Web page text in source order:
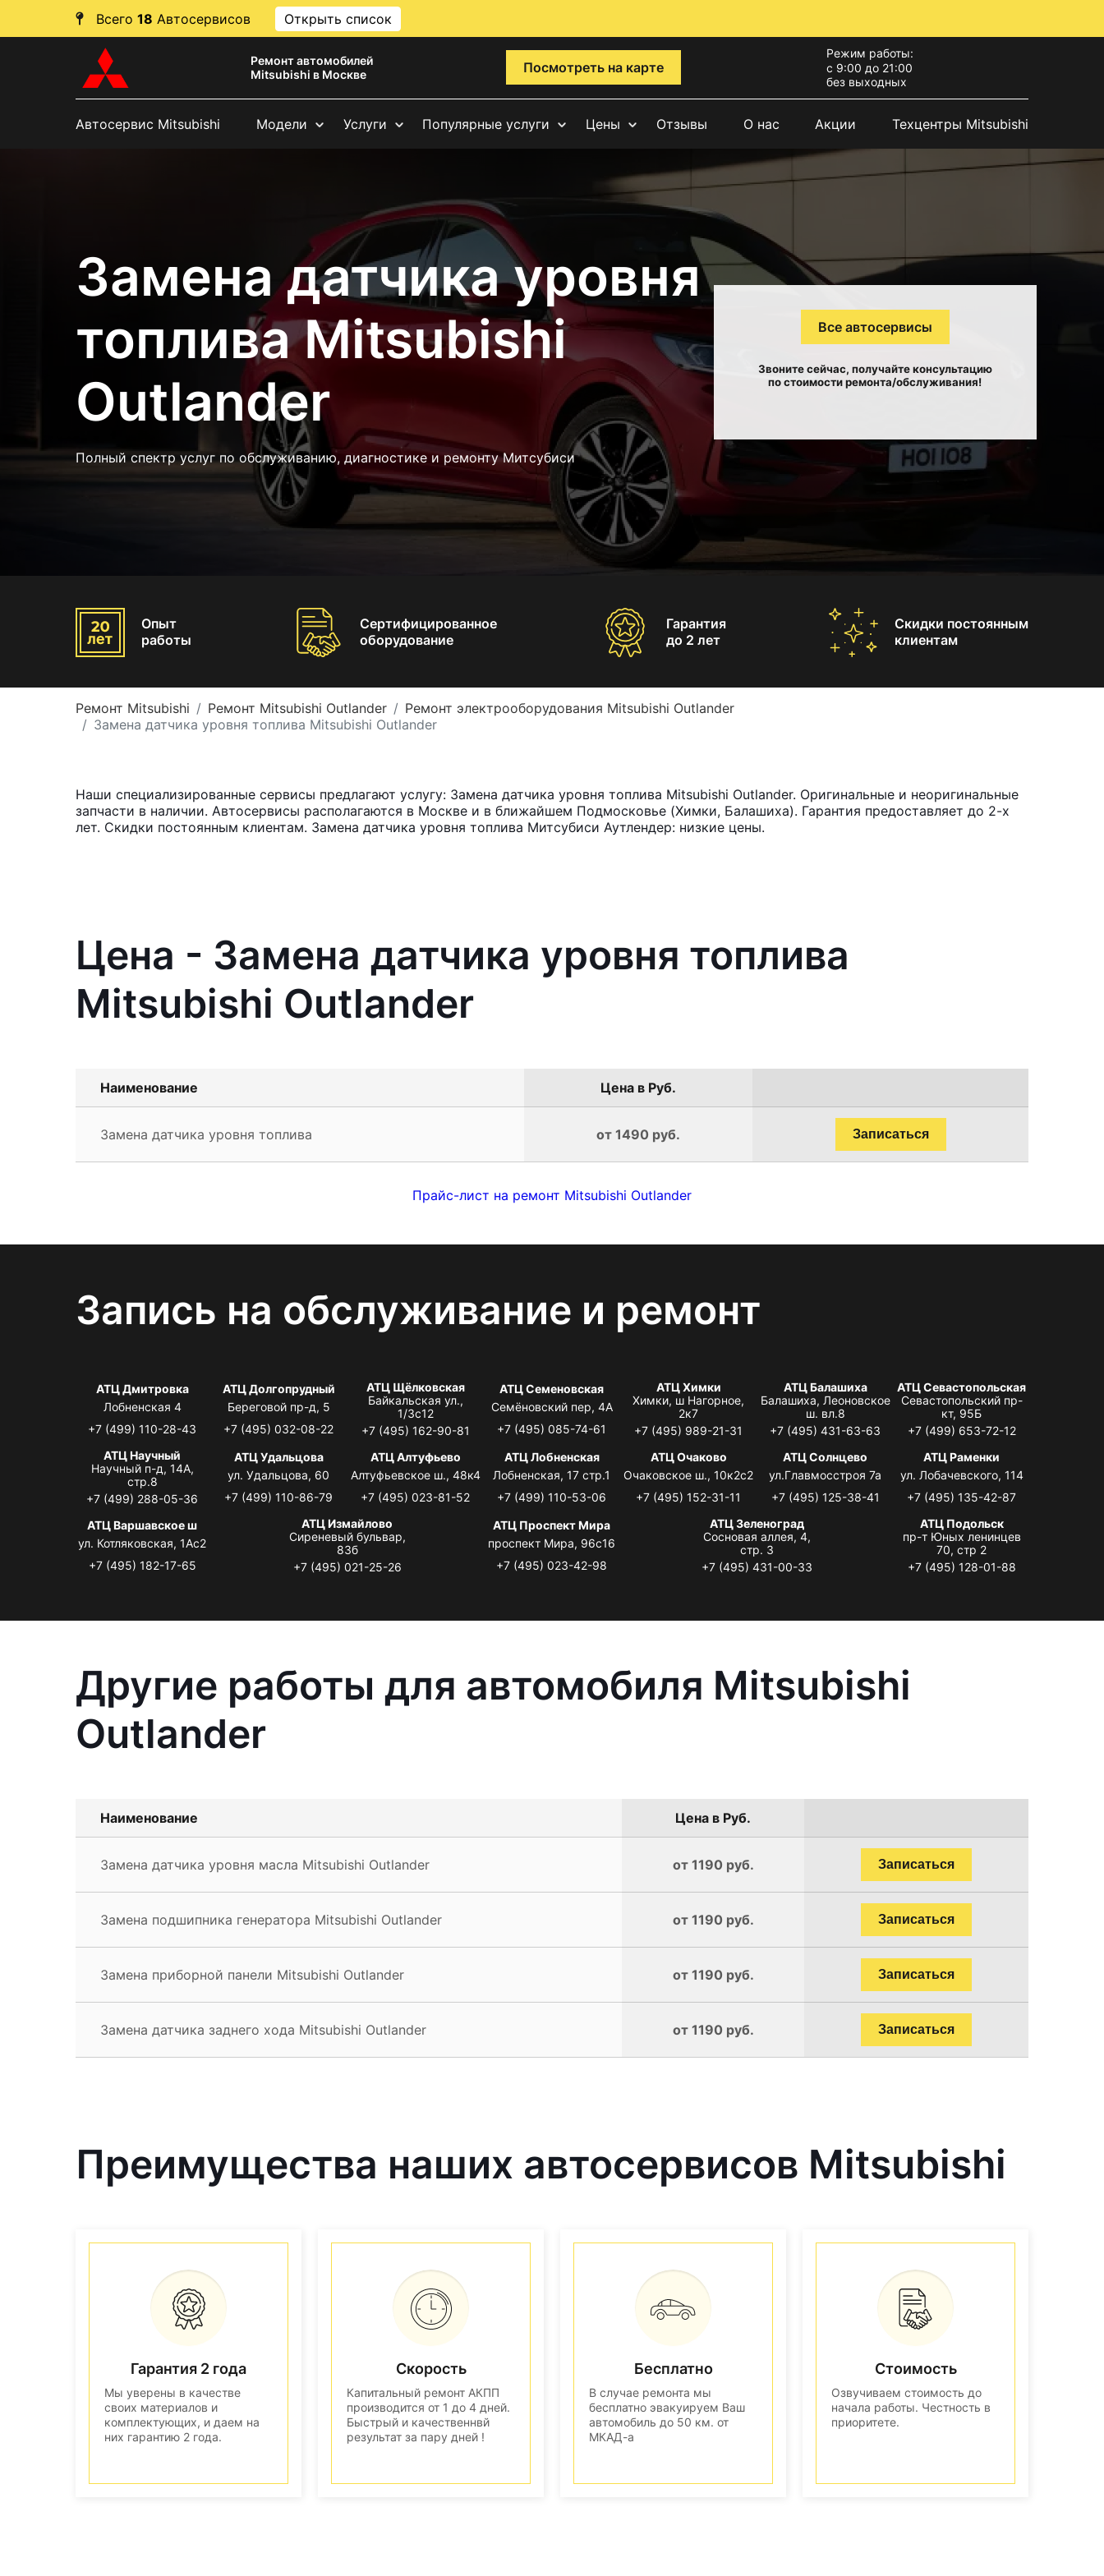
Всего 18 Автосервисов Открыть список
Ремонт автомобилей
Mitsubishi в Москве
Посмотреть на карте
Режим работы:
с 9:00 до 21:00
без выходных
Автосервис Mitsubishi Модели Услуги Популярные услуги Цены Отзывы О нас Акции Техцентры Mitsubishi
Замена датчика уровня
топлива Mitsubishi
Outlander
Полный спектр услуг по обслуживанию, диагностике и ремонту Митсубиси
Все автосервисы
Звоните сейчас, получайте консультацию
по стоимости ремонта/обслуживания!
Опыт
работы
Сертифицированное
оборудование
Гарантия
до 2 лет
Скидки постоянным
клиентам
Ремонт Mitsubishi Ремонт Mitsubishi Outlander
Ремонт электрооборудования Mitsubishi Outlander
Замена датчика уровня топлива Mitsubishi Outlander
Наши специализированные сервисы предлагают услугу: Замена датчика уровня топлива Mitsubishi Outlander. Оригинальные и неоригинальные
запчасти в наличии. Автосервисы располагаются в Москве и в ближайшем Подмосковье (Химки, Балашиха). Гарантия предоставляет до 2-х
лет. Скидки постоянным клиентам. Замена датчика уровня топлива Митсубиси Аутлендер: низкие цены.
Цена - Замена датчика уровня топлива
Mitsubishi Outlander
Наименование Цена в Руб.
Замена датчика уровня топлива от 1490 руб. Записаться
Прайс-лист на ремонт Mitsubishi Outlander
Запись на обслуживание и ремонт
АТЦ Дмитровка
Лобненская 4
+7 (499) 110-28-43
АТЦ Долгопрудный
Береговой пр-д, 5
+7 (495) 032-08-22
АТЦ Щёлковская
Байкальская ул.,
1/3с12
+7 (495) 162-90-81
АТЦ Семеновская
Семёновский пер, 4А
+7 (495) 085-74-61
АТЦ Химки
Химки, ш Нагорное,
2к7
+7 (495) 989-21-31
АТЦ Балашиха
Балашиха, Леоновское
ш. вл.8
+7 (495) 431-63-63
АТЦ Севастопольская
Севастопольский пр-
кт, 95Б
+7 (499) 653-72-12
АТЦ Научный
Научный п-д, 14А,
стр.8
+7 (499) 288-05-36
АТЦ Удальцова
ул. Удальцова, 60
+7 (499) 110-86-79
АТЦ Алтуфьево
Алтуфьевское ш., 48к4
+7 (495) 023-81-52
АТЦ Лобненская
Лобненская, 17 стр.1
+7 (499) 110-53-06
АТЦ Очаково
Очаковское ш., 10к2с2
+7 (495) 152-31-11
АТЦ Солнцево
ул.Главмосстроя 7а
+7 (495) 125-38-41
АТЦ Раменки
ул. Лобачевского, 114
+7 (495) 135-42-87
АТЦ Варшавское ш
ул. Котляковская, 1Ас2
+7 (495) 182-17-65
АТЦ Измайлово
Сиреневый бульвар,
83б
+7 (495) 021-25-26
АТЦ Проспект Мира
проспект Мира, 96с16
+7 (495) 023-42-98
АТЦ Зеленоград
Сосновая аллея, 4,
стр. 3
+7 (495) 431-00-33
АТЦ Подольск
пр-т Юных ленинцев
70, стр 2
+7 (495) 128-01-88
Другие работы для автомобиля Mitsubishi
Outlander
Наименование Цена в Руб.
Замена датчика уровня масла Mitsubishi Outlander от 1190 руб. Записаться
Замена подшипника генератора Mitsubishi Outlander от 1190 руб. Записаться
Замена приборной панели Mitsubishi Outlander от 1190 руб. Записаться
Замена датчика заднего хода Mitsubishi Outlander от 1190 руб. Записаться
Преимущества наших автосервисов Mitsubishi
Гарантия 2 года
Мы уверены в качестве
своих материалов и
комплектующих, и даем на
них гарантию 2 года.
Скорость
Капитальный ремонт АКПП
производится от 1 до 4 дней.
Быстрый и качественнвй
результат за пару дней !
Бесплатно
В случае ремонта мы
бесплатно эвакуируем Ваш
автомобиль до 50 км. от
МКАД-а
Стоимость
Озвучиваем стоимость до
начала работы. Честность в
приоритете.